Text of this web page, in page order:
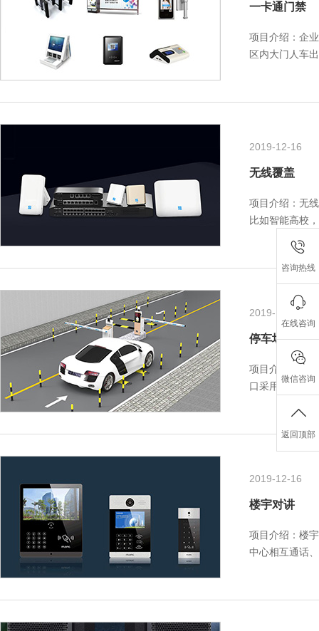
一卡通门禁
项目介绍：企
区内大门人车
2019-12-16
无线覆盖
项目介绍：无
比如智能高校
2019-12-16
停车场管理
项目介绍：停
口采用高清视
2019-12-16
楼宇对讲
项目介绍：楼
中心相互通话
咨询热线
在线咨询
微信咨询
返回顶部